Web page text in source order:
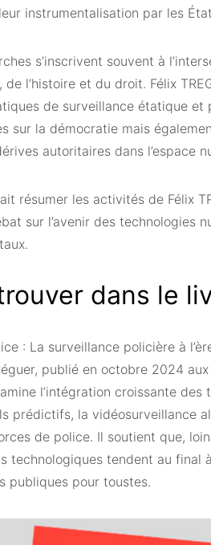
instrumentalisation par les
s’inscrivent souvent à
de l’histoire et du droit. Félix
de surveillance étatique et
sur la démocratie mais
autoritaires dans l’espace
résumer les activités de Félix
sur l’avenir des technologies
dans le
: La surveillance policière à
publié en octobre 2024 aux
l’intégration croissante
prédictifs, la vidéosurveillance
de police. Il soutient que,
technologiques tendent au final
publiques pour toustes.